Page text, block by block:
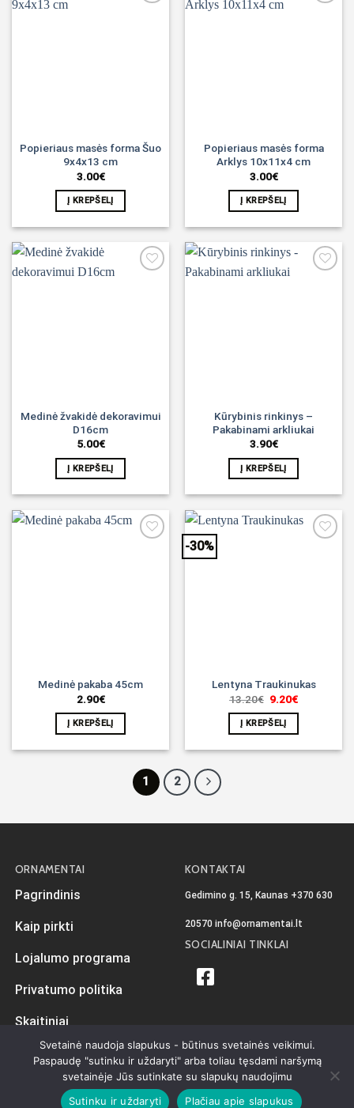
Popieriaus masės forma Šuo
9x4x13 cm
3.00€
Į KREPŠELĮ
Popieriaus masės forma
Arklys 10x11x4 cm
3.00€
Į KREPŠELĮ
Medinė žvakidė dekoravimui
D16cm
5.00€
Į KREPŠELĮ
Kūrybinis rinkinys –
Pakabinami arkliukai
3.90€
Į KREPŠELĮ
Medinė pakaba 45cm
2.90€
Į KREPŠELĮ
-30%
Lentyna Traukinukas
13.20€ Original
was:
13.20€.
9.20€Current
Į KREPŠELĮ
1 2
ORNAMENTAI
Pagrindinis
Kaip pirkti
Lojalumo programa
Privatumo politika
Skaitiniai
KONTAKTAI
Gedimino g. 15, Kaunas +370 630
20570 info@ornamentai.lt
SOCIALINIAI TINKLAI
iKiwi.ltVisos teisės priklauso Ornamentai.lt © 2026
Svetainė naudoja slapukus - būtinus svetainės veikimui.
Paspaudę "sutinku ir uždaryti" arba toliau tęsdami naršymą
svetainėje Jūs sutinkate su slapukų naudojimu
Sutinku ir uždaryti
Plačiau apie slapukus